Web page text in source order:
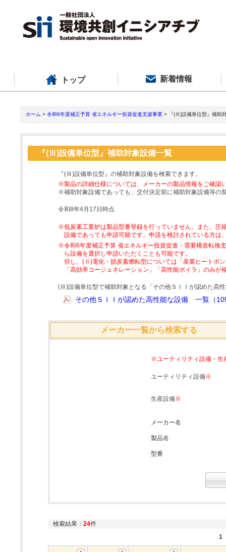
トップ 新着情報
ホーム > 令和6年度補正予算 省エネルギー投資促進支援事業 > 『(Ⅲ)設備単位型』補助
『(Ⅲ)設備単位型』補助対象設備一覧
『(Ⅲ)設備単位型』の補助対象設備を検索できます。
※製品の詳細仕様については、メーカーの製品情報をご確認
※補助対象設備であっても、交付決定前に補助対象設備等の
令和8年4月17日時点
※低炭素工業炉は製品型番登録を行っていません。また、圧
設備であっても申請可能です。申請を検討されている方は
※令和6年度補正予算 省エネルギー投資促進・需要構造転
ら設備を選択し申請いただくことも可能です。
但し、(Ⅱ)電化・脱炭素燃転型については「産業ヒートポ
「高効率コージェネレーション」「高性能ボイラ」のみが
(Ⅲ)設備単位型で補助対象となる「その他ＳＩＩが認めた高
その他ＳＩＩが認めた高性能な設備 一覧（
メーカー一覧から検索する
※ユーティリティ設備・生
ユーティリティ設備※
生産設備※
メーカー名
製品名
型番
検索結果： 24件
1